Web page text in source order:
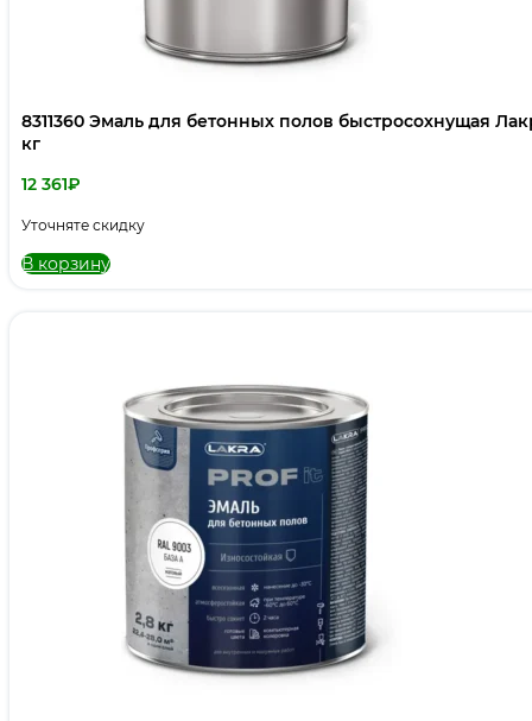
8311360 Эмаль для бетонных полов быстросохнущая Лакра PROF IT База А, RAL 9003 15
кг
12 361₽
Уточняте скидку
В корзину